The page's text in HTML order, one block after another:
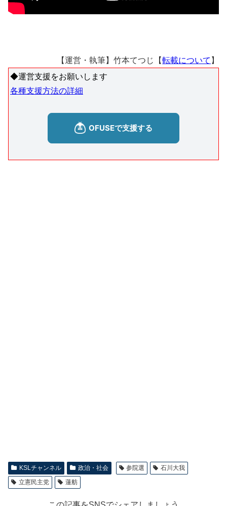
【運営・執筆】竹本てつじ【転載について 】
◆運営支援をお願いします
各種支援方法の詳細
KSLチャンネル 政治・社会 参院選
石川大我
立憲民主党
蓮舫